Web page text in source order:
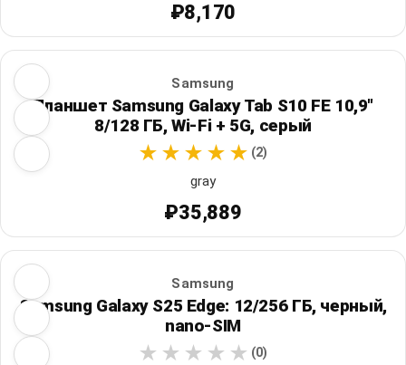
₽8,170
Samsung
Планшет Samsung Galaxy Tab S10 FE 10,9"
8/128 ГБ, Wi‑Fi + 5G, серый
(2)
gray
₽35,889
Samsung
Samsung Galaxy S25 Edge: 12/256 ГБ, черный,
nano-SIM
(0)